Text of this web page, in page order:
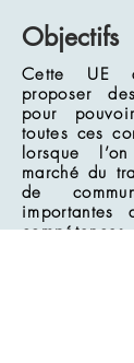
Objectifs
Cette UE
proposer
pour
toutes ces
lorsque
marché du
de